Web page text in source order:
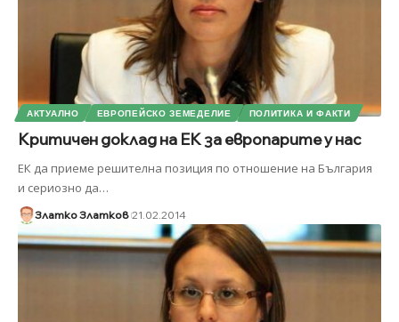
АКТУАЛНО ЕВРОПЕЙСКО ЗЕМЕДЕЛИЕ ПОЛИТИКА И ФАКТИ
Критичен доклад на ЕК за европарите у нас
ЕК да приеме решителна позиция по отношение на България
и сериозно да…
Златко Златков 21.02.2014